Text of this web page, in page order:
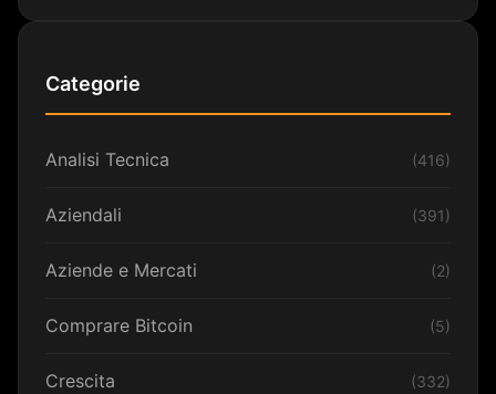
Categorie
Analisi Tecnica (416)
Aziendali (391)
Aziende e Mercati (2)
Comprare Bitcoin (5)
Crescita (332)